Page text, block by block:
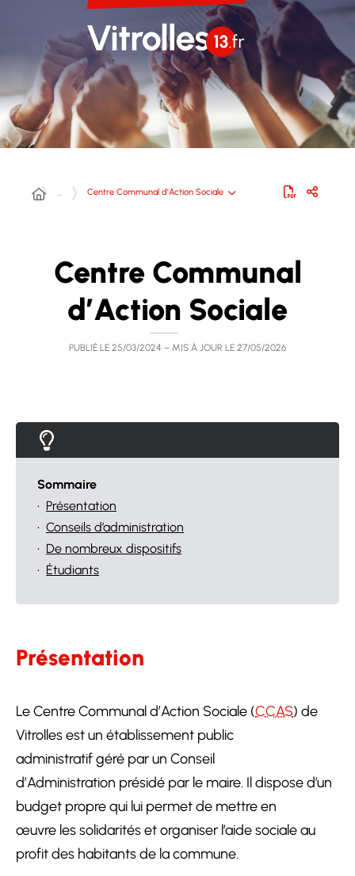
… Centre Communal d’Action Sociale
Centre Communal
d’Action Sociale
PUBLIÉ LE 25/03/2024 – MIS À JOUR LE 27/05/2026
Sommaire
• Présentation
• Conseils d’administration
• De nombreux dispositifs
• Étudiants
Présentation
Le Centre Communal d’Action Sociale (CCAS) de
Vitrolles est un établissement public
administratif géré par un Conseil
d’Administration présidé par le maire. Il dispose d’un
budget propre qui lui permet de mettre en
œuvre les solidarités et organiser l’aide sociale au
profit des habitants de la commune.